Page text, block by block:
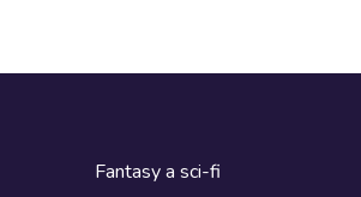
Fantasy a sci-fi